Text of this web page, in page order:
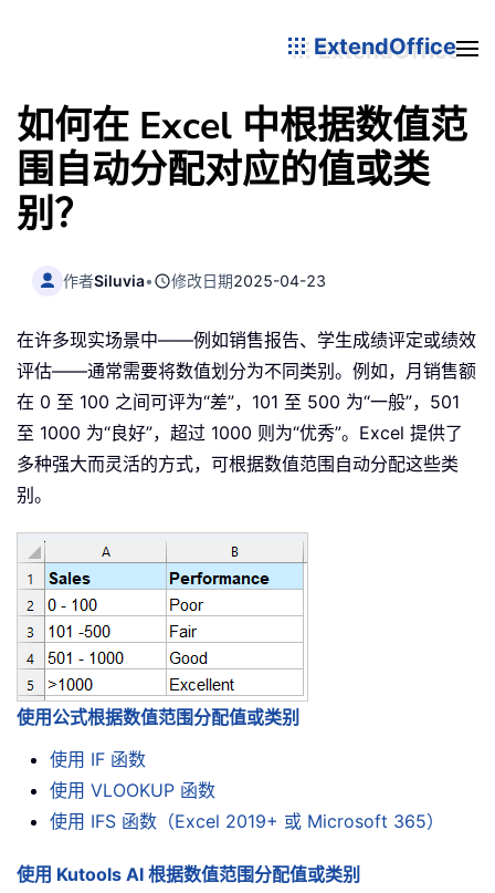
ExtendOffice
如何在 Excel 中根据数值范
围自动分配对应的值或类
别？
作者Siluvia• 修改日期2025-04-23
在许多现实场景中——例如销售报告、学生成绩评定或绩效
评估——通常需要将数值划分为不同类别。例如，月销售额
在 0 至 100 之间可评为“差”，101 至 500 为“一般”，501
至 1000 为“良好”，超过 1000 则为“优秀”。Excel 提供了
多种强大而灵活的方式，可根据数值范围自动分配这些类
别。
使用公式根据数值范围分配值或类别
使用 IF 函数
使用 VLOOKUP 函数
使用 IFS 函数（Excel 2019+ 或 Microsoft 365）
使用 Kutools AI 根据数值范围分配值或类别